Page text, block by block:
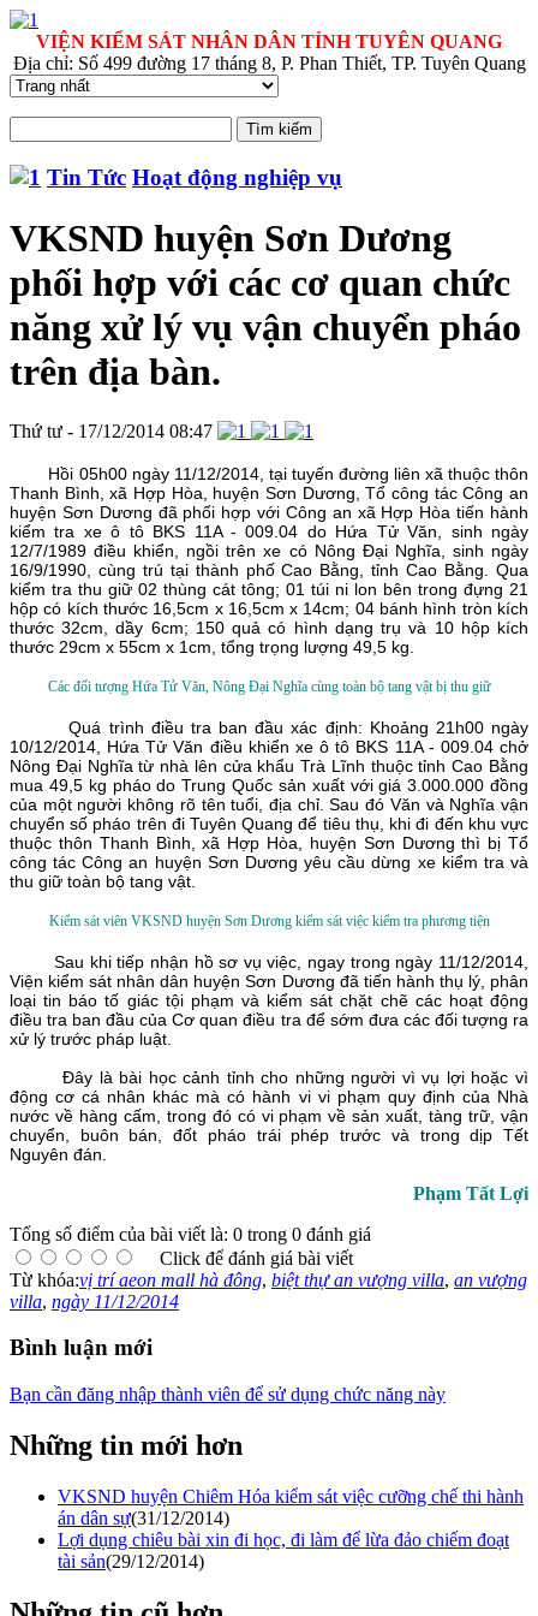
VIỆN KIỂM SÁT NHÂN DÂN TỈNH TUYÊN QUANG
Địa chỉ: Số 499 đường 17 tháng 8, P. Phan Thiết, TP. Tuyên Quang
Tin Tức Hoạt động nghiệp vụ
VKSND huyện Sơn Dương
phối hợp với các cơ quan chức
năng xử lý vụ vận chuyển pháo
trên địa bàn.
Thứ tư - 17/12/2014 08:47
Hồi 05h00 ngày 11/12/2014, tại tuyến đường liên xã thuộc thôn
Thanh Bình, xã Hợp Hòa, huyện Sơn Dương, Tổ công tác Công an
huyện Sơn Dương đã phối hợp với Công an xã Hợp Hòa tiến hành
kiểm tra xe ô tô BKS 11A - 009.04 do Hứa Tử Văn, sinh ngày
12/7/1989 điều khiển, ngồi trên xe có Nông Đại Nghĩa, sinh ngày
16/9/1990, cùng trú tại thành phố Cao Bằng, tỉnh Cao Bằng. Qua
kiểm tra thu giữ 02 thùng cát tông; 01 túi ni lon bên trong đựng 21
hộp có kích thước 16,5cm x 16,5cm x 14cm; 04 bánh hình tròn kích
thước 32cm, dầy 6cm; 150 quả có hình dạng trụ và 10 hộp kích
thước 29cm x 55cm x 1cm, tổng trọng lượng 49,5 kg.
Các đối tượng Hứa Tử Văn, Nông Đại Nghĩa cùng toàn bộ tang vật bị thu giữ
Quá trình điều tra ban đầu xác định: Khoảng 21h00 ngày
10/12/2014, Hứa Tử Văn điều khiển xe ô tô BKS 11A - 009.04 chở
Nông Đại Nghĩa từ nhà lên cửa khẩu Trà Lĩnh thuộc tỉnh Cao Bằng
mua 49,5 kg pháo do Trung Quốc sản xuất với giá 3.000.000 đồng
của một người không rõ tên tuổi, địa chỉ. Sau đó Văn và Nghĩa vận
chuyển số pháo trên đi Tuyên Quang để tiêu thụ, khi đi đến khu vực
thuộc thôn Thanh Bình, xã Hợp Hòa, huyện Sơn Dương thì bị Tổ
công tác Công an huyện Sơn Dương yêu cầu dừng xe kiểm tra và
thu giữ toàn bộ tang vật.
Kiểm sát viên VKSND huyện Sơn Dương kiểm sát việc kiểm tra phương tiện
Sau khi tiếp nhận hồ sơ vụ việc, ngay trong ngày 11/12/2014,
Viện kiểm sát nhân dân huyện Sơn Dương đã tiến hành thụ lý, phân
loại tin báo tố giác tội phạm và kiểm sát chặt chẽ các hoạt động
điều tra ban đầu của Cơ quan điều tra để sớm đưa các đối tượng ra
xử lý trước pháp luật.
Đây là bài học cảnh tỉnh cho những người vì vụ lợi hoặc vì
động cơ cá nhân khác mà có hành vi vi phạm quy định của Nhà
nước về hàng cấm, trong đó có vi phạm về sản xuất, tàng trữ, vận
chuyển, buôn bán, đốt pháo trái phép trước và trong dịp Tết
Nguyên đán.
Phạm Tất Lợi
Tổng số điểm của bài viết là: 0 trong 0 đánh giá
Click để đánh giá bài viết
Từ khóa:vị trí aeon mall hà đông, biệt thự an vượng villa, an vượng
villa, ngày 11/12/2014
Bình luận mới
Bạn cần đăng nhập thành viên để sử dụng chức năng này
Những tin mới hơn
VKSND huyện Chiêm Hóa kiểm sát việc cưỡng chế thi hành
án dân sự(31/12/2014)
Lợi dụng chiêu bài xin đi học, đi làm để lừa đảo chiếm đoạt
tài sản(29/12/2014)